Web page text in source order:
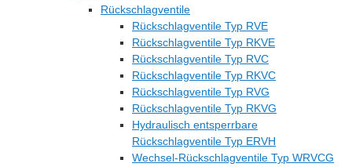
Rückschlagventile
Rückschlagventile Typ RVE
Rückschlagventile Typ RKVE
Rückschlagventile Typ RVC
Rückschlagventile Typ RKVC
Rückschlagventile Typ RVG
Rückschlagventile Typ RKVG
Hydraulisch entsperrbare
Rückschlagventile Typ ERVH
Wechsel-Rückschlagventile Typ WRVCG